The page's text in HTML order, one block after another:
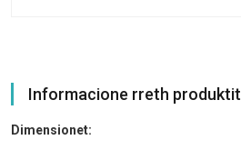
Informacione rreth produktit
Dimensionet: